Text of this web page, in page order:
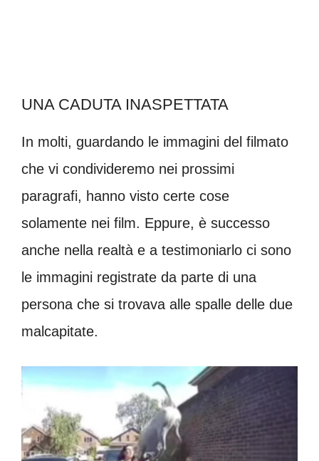
UNA CADUTA INASPETTATA
In molti, guardando le immagini del filmato
che vi condivideremo nei prossimi
paragrafi, hanno visto certe cose
solamente nei film. Eppure, è successo
anche nella realtà e a testimoniarlo ci sono
le immagini registrate da parte di una
persona che si trovava alle spalle delle due
malcapitate.